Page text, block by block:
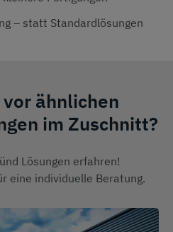
– statt Standardlösungen
ähnlichen
im Zuschnitt?
Lösungen erfahren!
eine individuelle Beratung.